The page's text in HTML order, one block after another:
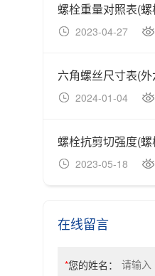
螺栓重量对照表(
2023-04-27
六角螺丝尺寸表(
2024-01-04
2023-05-18
在线留言
*您的姓名：